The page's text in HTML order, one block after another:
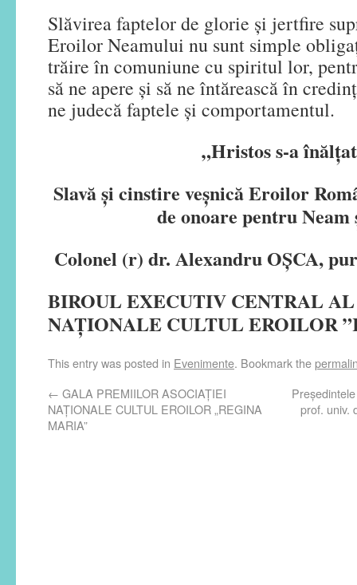
Slăvirea faptelor de glorie și jertfire
Eroilor Neamului nu sunt simple
trăire în comuniune cu spiritul lor,
să ne apere și să ne întărească în
ne judecă faptele și comportamentul.
„Hristos s-a
Slavă și cinstire veșnică Eroilor
de onoare pentru
Colonel (r) dr. Alexandru OȘCA,
BIROUL EXECUTIV CENTRAL
NAȚIONALE CULTUL EROILOR
This entry was posted in Evenimente. Bookmark the
← GALA PREMIILOR ASOCIAŢIEI
NAŢIONALE CULTUL EROILOR „REGINA
MARIA”
prof. univ.